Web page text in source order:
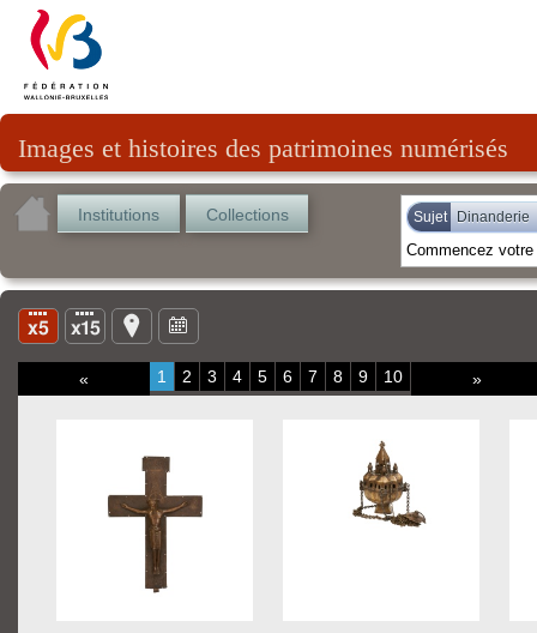
Images et histoires des patrimoines numérisés
Institutions Collections Sujet Dinanderie
« 1 2 3 4 5 6 7 8 9 10 »